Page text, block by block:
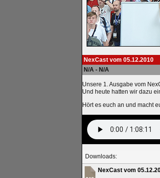
NexCast vom 05.12.2010
N/A - N/A
Unsere 1. Ausgabe vom
Und heute hatten wir dazu
Hört es euch an und macht
Downloads:
NexCast vom